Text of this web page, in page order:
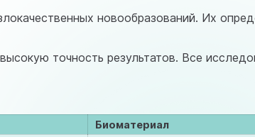
новообразований. Их
точность результатов. Все
Биоматериал